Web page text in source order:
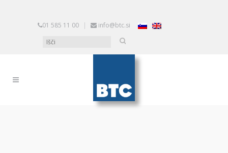
01 585 11 00 | info@btc.si